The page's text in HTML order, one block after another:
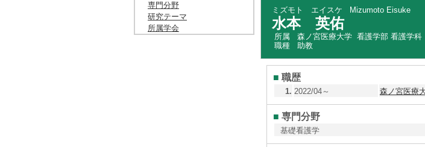
専門分野
研究テーマ
所属学会
ミズモト エイスケ
Mizumoto Eisuke
水本 英佑
所属
森ノ宮医療大学 看護学部 看護学科
職種
助教
■ 職歴
1. 2022/04～ 森ノ宮医療
■ 専門分野
基礎看護学